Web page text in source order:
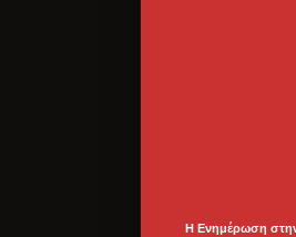
Η Ενημέρωση